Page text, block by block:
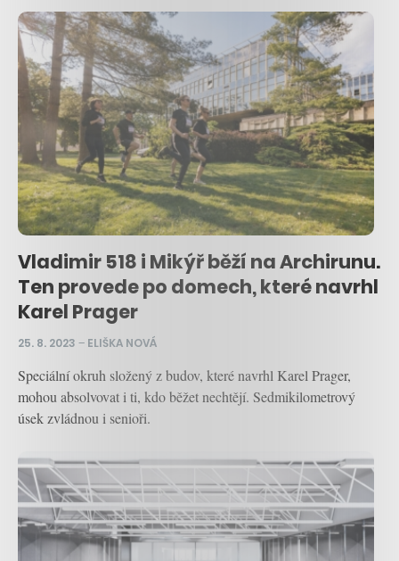
Vladimir 518 i Mikýř běží na Archirunu.
Ten provede po domech, které navrhl
Karel Prager
25. 8. 2023 – ELIŠKA NOVÁ
Speciální okruh složený z budov, které navrhl Karel Prager,
mohou absolvovat i ti, kdo běžet nechtějí. Sedmikilometrový
úsek zvládnou i senioři.